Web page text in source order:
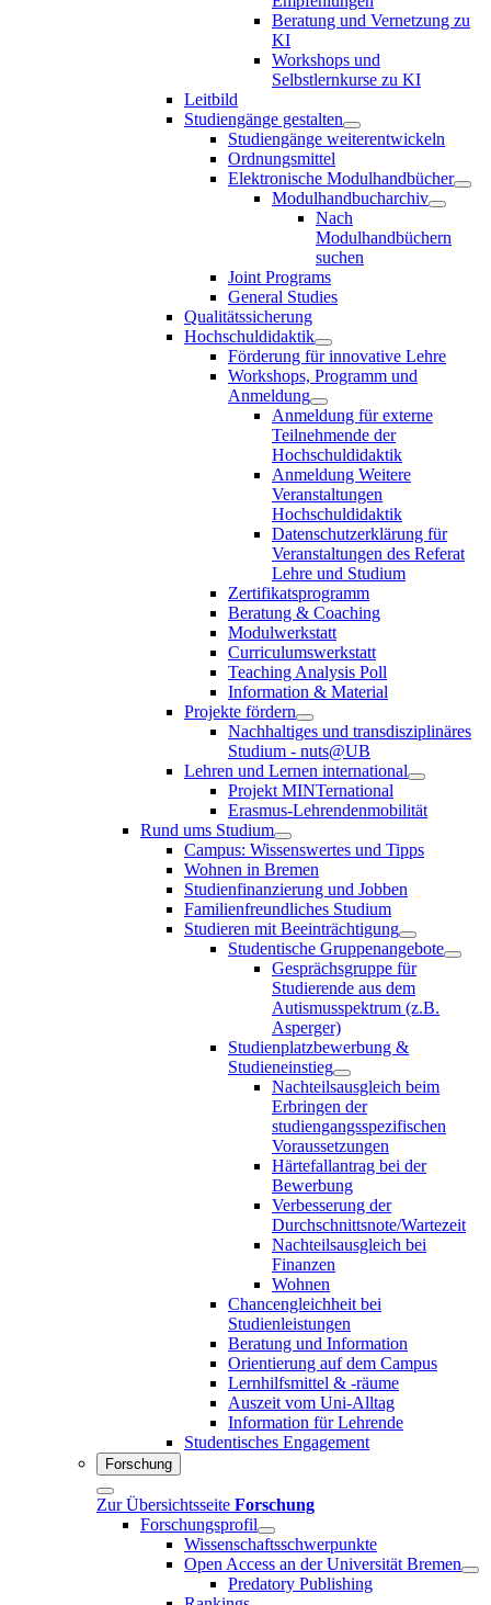
Beratung und Vernetzung zu
KI
Workshops und
Selbstlernkurse zu KI
Leitbild
Studiengänge gestalten
Studiengänge weiterentwickeln
Ordnungsmittel
Elektronische Modulhandbücher
Modulhandbucharchiv
Nach
Modulhandbüchern
suchen
Joint Programs
General Studies
Qualitätssicherung
Hochschuldidaktik
Förderung für innovative Lehre
Workshops, Programm und
Anmeldung
Anmeldung für externe
Teilnehmende der
Hochschuldidaktik
Anmeldung Weitere
Veranstaltungen
Hochschuldidaktik
Datenschutzerklärung für
Veranstaltungen des Referat
Lehre und Studium
Zertifikatsprogramm
Beratung & Coaching
Modulwerkstatt
Curriculumswerkstatt
Teaching Analysis Poll
Information & Material
Projekte fördern
Nachhaltiges und transdisziplinäres
Studium - nuts@UB
Lehren und Lernen international
Projekt MINTernational
Erasmus-Lehrendenmobilität
Rund ums Studium
Campus: Wissenswertes und Tipps
Wohnen in Bremen
Studienfinanzierung und Jobben
Familienfreundliches Studium
Studieren mit Beeinträchtigung
Studentische Gruppenangebote
Gesprächsgruppe für
Studierende aus dem
Autismusspektrum (z.B.
Asperger)
Studienplatzbewerbung &
Studieneinstieg
Nachteilsausgleich beim
Erbringen der
studiengangsspezifischen
Voraussetzungen
Härtefallantrag bei der
Bewerbung
Verbesserung der
Durchschnittsnote/Wartezeit
Nachteilsausgleich bei
Finanzen
Wohnen
Chancengleichheit bei
Studienleistungen
Beratung und Information
Orientierung auf dem Campus
Lernhilfsmittel & -räume
Auszeit vom Uni-Alltag
Information für Lehrende
Studentisches Engagement
Forschung
Zur Übersichtsseite Forschung
Forschungsprofil
Wissenschaftsschwerpunkte
Open Access an der Universität Bremen
Predatory Publishing